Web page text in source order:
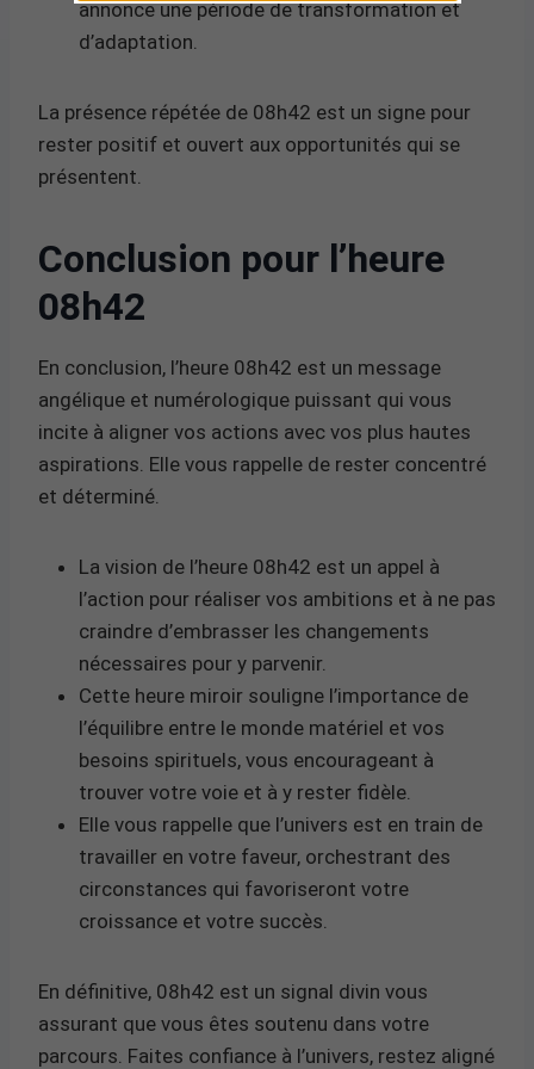
annonce une période de transformation et
d’adaptation.
La présence répétée de 08h42 est un signe pour
rester positif et ouvert aux opportunités qui se
présentent.
Conclusion pour l’heure
08h42
En conclusion, l’heure 08h42 est un message
angélique et numérologique puissant qui vous
incite à aligner vos actions avec vos plus hautes
aspirations. Elle vous rappelle de rester concentré
et déterminé.
La vision de l’heure 08h42 est un appel à
l’action pour réaliser vos ambitions et à ne pas
craindre d’embrasser les changements
nécessaires pour y parvenir.
Cette heure miroir souligne l’importance de
l’équilibre entre le monde matériel et vos
besoins spirituels, vous encourageant à
trouver votre voie et à y rester fidèle.
Elle vous rappelle que l’univers est en train de
travailler en votre faveur, orchestrant des
circonstances qui favoriseront votre
croissance et votre succès.
En définitive, 08h42 est un signal divin vous
assurant que vous êtes soutenu dans votre
parcours. Faites confiance à l’univers, restez aligné